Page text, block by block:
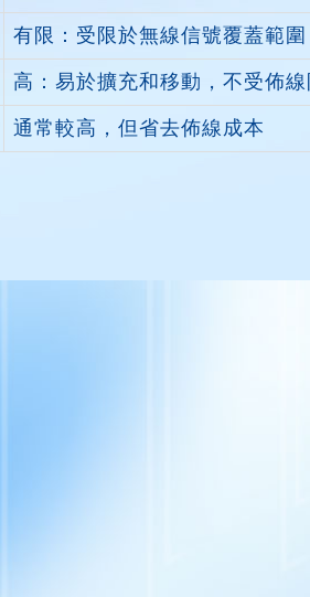
有限：受限於無線信號覆蓋範圍
高：易於擴充和移動，不受佈線
通常較高，但省去佈線成本